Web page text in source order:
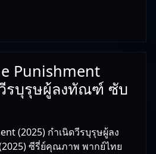
Punishment
รบุรุษผู้ลงทัณฑ์ ซับ
(2025) กำเนิดวีรบุรุษผู้ลง
ซีรี่ย์คุณภาพ พากย์ไทย